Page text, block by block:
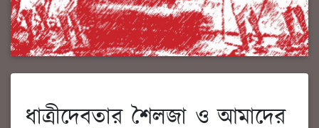
ধাত্রীদেবতার শৈলজা ও আমাদের